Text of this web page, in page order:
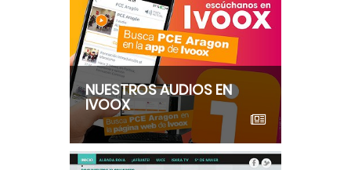
NUESTROS AUDIOS EN
IVOOX